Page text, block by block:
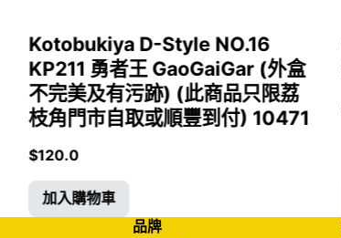
Kotobukiya D-Style NO.16
KP211 勇者王 GaoGaiGar (外盒
不完美及有污跡) (此商品只限荔
枝角門市自取或順豐到付) 10471
$120.0
加入購物車
品牌